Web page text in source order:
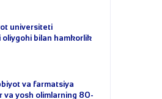
universiteti
oliygohi bilan hamkorlik
va farmatsiya
va yosh olimlarning 80-